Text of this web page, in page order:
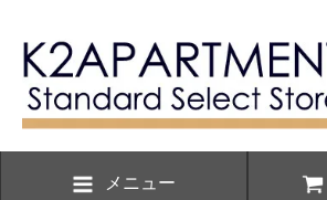
メニュー